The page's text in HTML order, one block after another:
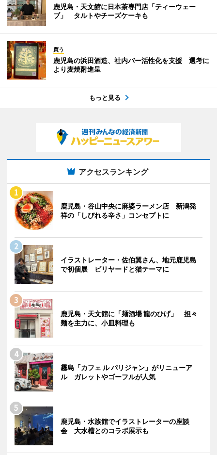
鹿児島・天文館に日本茶専門店「ティーウェー
ブ」 タルトやチーズケーキも
買う
鹿児島の浜田酒造、社内バー活性化を支援 選考に
より麦焼酎進呈
もっと見る
アクセスランキング
鹿児島・谷山中央に麻婆ラーメン店 新潟発
祥の「しびれる辛さ」コンセプトに
イラストレーター・佐伯翼さん、地元鹿児島
で初個展 ビリヤードと猫テーマに
鹿児島・天文館に「麺酒場 龍のひげ」 担々
麺を主力に、小皿料理も
霧島「カフェ ル パリジャン」がリニューア
ル ガレットやゴーフルが人気
鹿児島・水族館でイラストレーターの座談
会 大水槽とのコラボ展示も